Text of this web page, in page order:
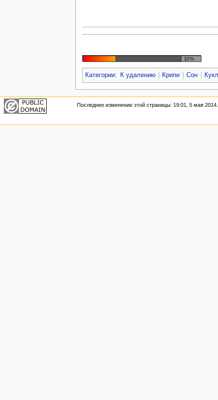
32%
Категории: К удалению Крипи Сон
Последнее изменение этой страницы: 19:01, 5 мая 2014.